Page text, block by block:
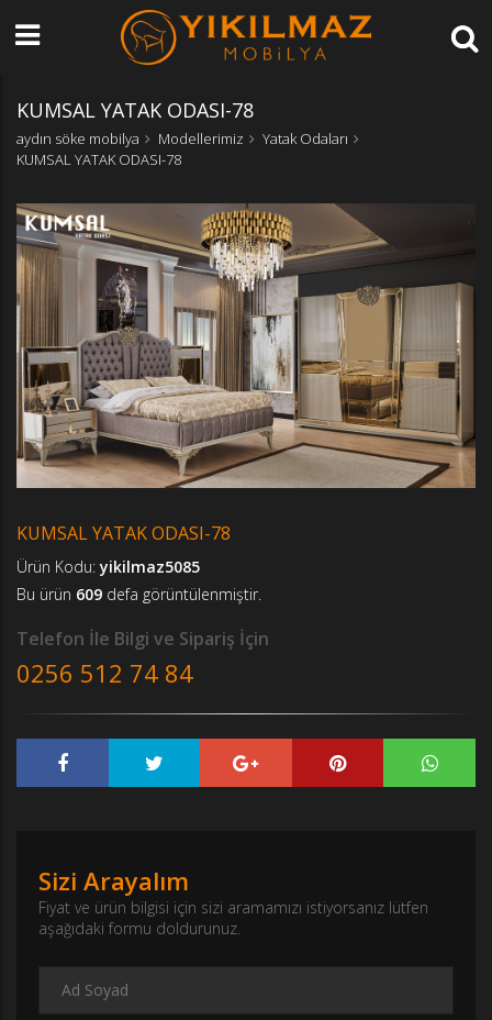
KUMSAL YATAK ODASI-78
aydın söke mobilya Modellerimiz
Yatak Odaları
KUMSAL YATAK ODASI-78
KUMSAL YATAK ODASI-78
Ürün Kodu:yikilmaz5085
Bu ürün 609 defa görüntülenmiştir.
Telefon İle Bilgi ve Sipariş İçin
0256 512 74 84
Sizi Arayalım
Fiyat ve ürün bilgisi için sizi aramamızı istiyorsanız lütfen
aşağıdaki formu doldurunuz.